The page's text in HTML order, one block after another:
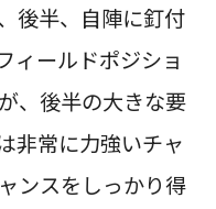
後半、自陣に釘付
ィールドポジショ
、後半の大きな要
非常に力強いチャ
ンスをしっかり得